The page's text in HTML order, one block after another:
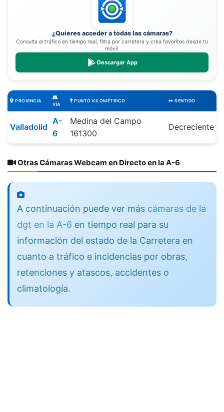
¿Quieres acceder a todas las cámaras?
Consulta el tráfico en tiempo real, filtra por carretera y crea favoritos desde tu
móvil.
Descargar App
PROVINCIA
VÍA
PUNTO KILOMÉTRICO SENTIDO
Valladolid
A-
6
Medina del Campo
161300
Decreciente
Otras Cámaras Webcam en Directo en la A-6
A continuación puede ver más cámaras de la
dgt en la A-6 en tiempo real para su
información del estado de la Carretera en
cuanto a tráfico e incidencias por obras,
retenciones y atascos, accidentes o
climatología.